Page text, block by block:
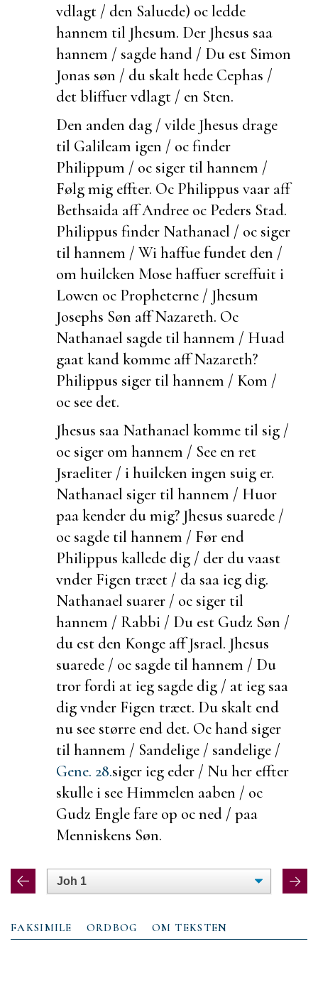
vdlagt / den Saluede) oc ledde
hannem til Jhesum. Der Jhesus saa
hannem / sagde hand / Du est Simon
Jonas søn / du skalt hede Cephas /
det bliffuer vdlagt / en Sten.
Den anden dag / vilde Jhesus drage
til Galileam igen / oc finder
Philippum / oc siger til hannem /
Følg mig effter. Oc Philippus vaar aff
Bethsaida aff Andree oc Peders Stad.
Philippus finder Nathanael / oc siger
til hannem / Wi haffue fundet den /
om huilcken Mose haffuer screffuit i
Lowen oc Propheterne / Jhesum
Josephs Søn aff Nazareth. Oc
Nathanael sagde til hannem / Huad
gaat kand komme aff Nazareth?
Philippus siger til hannem / Kom /
oc see det.
Jhesus saa Nathanael komme til sig /
oc siger om hannem / See en ret
Jsraeliter / i huilcken ingen suig er.
Nathanael siger til hannem / Huor
paa kender du mig? Jhesus suarede /
oc sagde til hannem / Før end
Philippus kallede dig / der duvaast
vnder Figen træet / da saa ieg dig.
Nathanael suarer / oc siger til
hannem / Rabbi / Du est Gudz Søn /
du est den Konge aff Jsrael. Jhesus
suarede / oc sagde til hannem / Du
tror fordi at ieg sagde dig / at ieg saa
dig vnder Figen træet. Du skalt end
nu see større end det. Oc hand siger
til hannem / Sandelige / sandelige /
Gene. 28.siger ieg eder / Nu her effter
skulle i see Himmelen aaben / oc
Gudz Englefare op oc ned / paa
Menniskens Søn.
FAKSIMILE ORDBOG OM TEKSTEN